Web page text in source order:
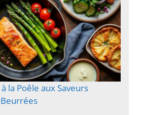
la Poêle aux Saveurs